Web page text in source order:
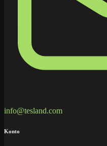
info@tesland.com
Konto